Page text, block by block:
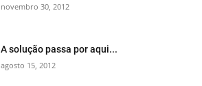
novembro 30, 2012
A solução passa por aqui...
agosto 15, 2012